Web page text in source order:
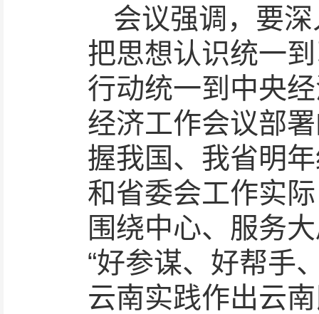
会议强调，要
把思想认识统一
行动统一到中央
经济工作会议部
握我国、我省明
和省委会工作实
围绕中心、服务
“好参谋、好帮手
云南实践作出云